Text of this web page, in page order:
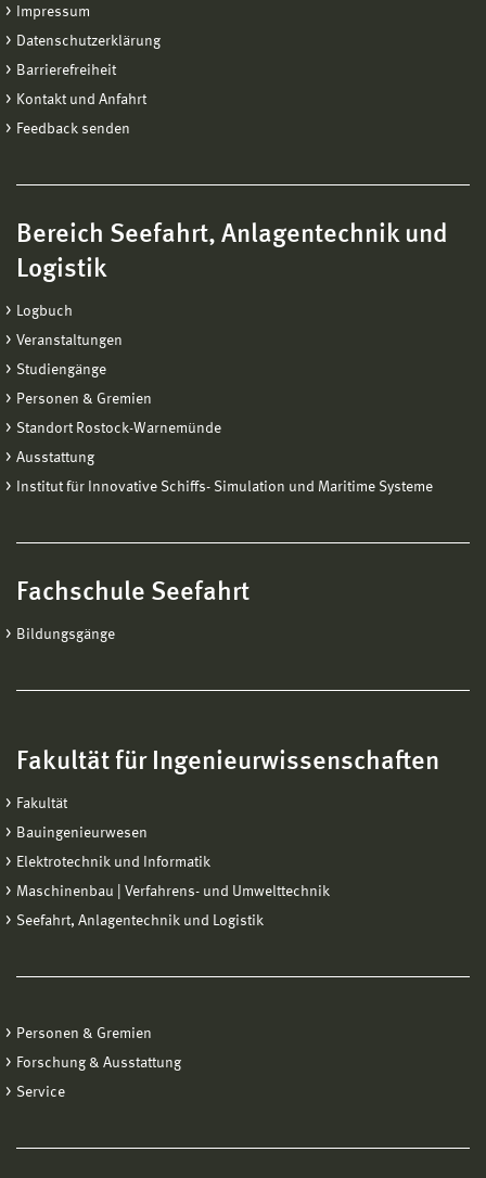
Impressum
Datenschutzerklärung
Barrierefreiheit
Kontakt und Anfahrt
Feedback senden
Bereich Seefahrt, Anlagentechnik und
Logistik
Logbuch
Veranstaltungen
Studiengänge
Personen & Gremien
Standort Rostock-Warnemünde
Ausstattung
Institut für Innovative Schiffs- Simulation und Maritime Systeme
Fachschule Seefahrt
Bildungsgänge
Fakultät für Ingenieurwissenschaften
Fakultät
Bauingenieurwesen
Elektrotechnik und Informatik
Maschinenbau | Verfahrens- und Umwelttechnik
Seefahrt, Anlagentechnik und Logistik
Personen & Gremien
Forschung & Ausstattung
Service